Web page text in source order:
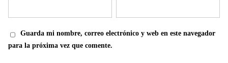
Guarda mi nombre, correo electrónico y web en este navegador
para la próxima vez que comente.